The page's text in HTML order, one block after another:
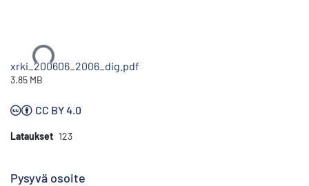
Ladataan...
xrki_200606_2006_dig.pdf
3.85 MB
CC BY 4.0
Lataukset 123
Pysyvä osoite